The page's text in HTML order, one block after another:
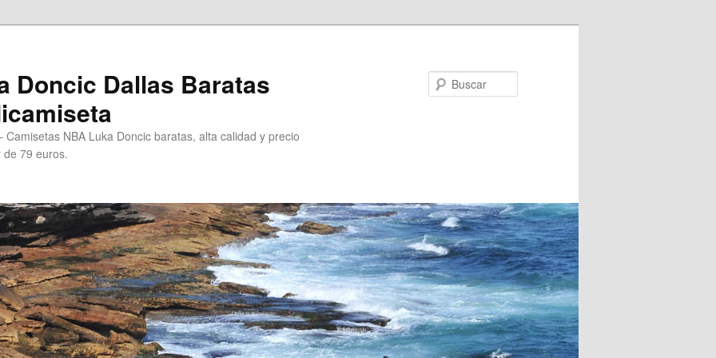
Doncic Dallas Baratas
NBA Luka Doncic baratas, alta calidad y precio
79 euros.